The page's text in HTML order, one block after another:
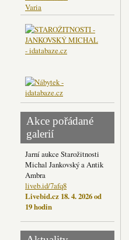
Varia
Akce pořádané
galerií
Jarní aukce Starožitnosti
Michal Jankovský a Antik
Ambra
liveb.id/7afq8
Livebid.cz 18. 4. 2026 od
19 hodin